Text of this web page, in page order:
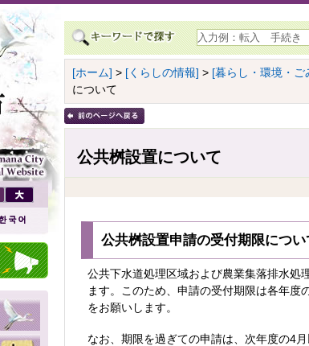
[ホーム] > [くらしの情報] > [暮らし・環境・ご
について
公共桝設置について
公共桝設置申請の受付期限につい
公共下水道処理区域および農業集落排水処
ます。このため、申請の受付期限は各年
をお願いします。
なお、期限を過ぎての申請は、次年度の4